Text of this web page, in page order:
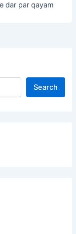
dar par qayam
Search